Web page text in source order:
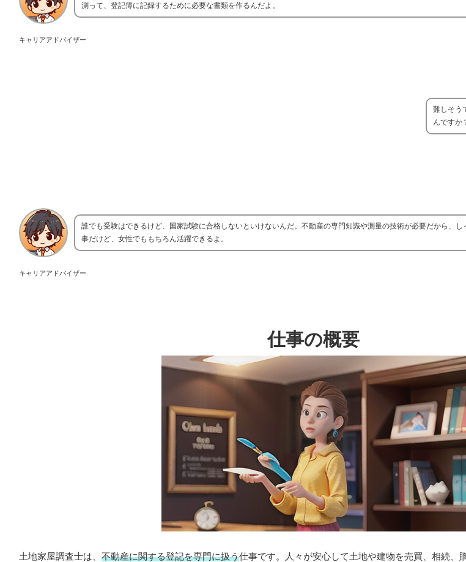
キャリアアドバイザー
測って、登記簿に記録するために必要な書類を作るんだよ。
難しそう
んですか
キャリアアドバイザー
誰でも受験はできるけど、国家試験に合格しないといけないんだ。不動産の専門知識や測量の技術が必要だから、
事だけど、女性でももちろん活躍できるよ。
仕事の概要
土地家屋調査士は、 不動産に関する登記を専門に扱う仕事です。人々が安心して土地や建物を売買、相続、